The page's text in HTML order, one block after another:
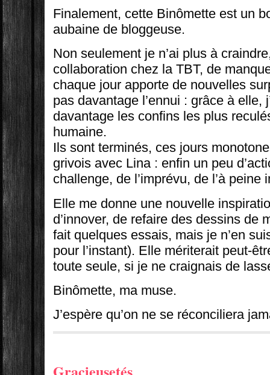
Finalement, cette Binômette est un
aubaine de bloggeuse.
Non seulement je n’ai plus à
collaboration chez la TBT, de
chaque jour apporte de nouvelles
pas davantage l’ennui : grâce à elle,
davantage les confins les plus
humaine.
Ils sont terminés, ces jours
grivois avec Lina : enfin un peu
challenge, de l’imprévu, de l’à peine
Elle me donne une nouvelle
d’innover, de refaire des dessins de
fait quelques essais, mais je n’en
pour l’instant). Elle mériterait peut-
toute seule, si je ne craignais de
Binômette, ma muse.
J’espère qu’on ne se réconciliera